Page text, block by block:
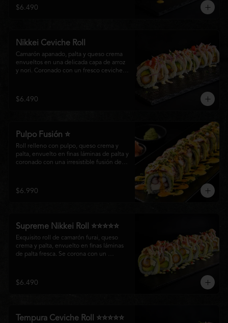
y una sedosa salsa huancaína, finalizada
con toques de pimentón rojo fresco que
$6.490
Nikkei Ceviche Roll
Camarón apanado, palta y queso crema
envueltos en una delicada capa de arroz
y nori. Coronado con un fresco ceviche
creando un equilibrio perfecto entre
frescura, cremosidad y crocancia en cada
$6.490
Pulpo Fusión ⭐
Roll relleno con pulpo, queso crema y
palta, envuelto en finas láminas de palta y
coronado con una irresistible fusión de
láminas de pulpo, ofreciendo una
combinación perfecta entre frescura,
$6.990
Supreme Nikkei Roll ⭐⭐⭐⭐⭐
Exquisito roll de camarón furai, queso
crema y palta, envuelto en finas láminas
de palta fresca. Se corona con un
fusión de texturas, frescura y sabores que
resaltan la esencia del Pacífico.
$6.490
Tempura Ceviche Roll ⭐⭐⭐⭐⭐